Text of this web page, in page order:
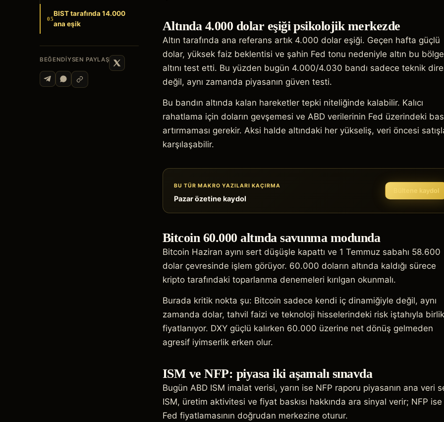
05
BIST tarafında 14.000
ana eşik
BEĞENDIYSEN PAYLAŞ
Altında 4.000 dolar eşiği psikolojik merkezde
Altın tarafında ana referans artık 4.000 dolar eşiği. Geçen hafta güçlü
dolar, yüksek faiz beklentisi ve şahin Fed tonu nedeniyle altın bu
altını test etti. Bu yüzden bugün 4.000/4.030 bandı sadece teknik
değil, aynı zamanda piyasanın güven testi.
Bu bandın altında kalan hareketler tepki niteliğinde kalabilir. Kalıcı
rahatlama için doların gevşemesi ve ABD verilerinin Fed üzerindeki
artırmaması gerekir. Aksi halde altındaki her yükseliş, veri öncesi
karşılaşabilir.
BU TÜR MAKRO YAZILARI KAÇIRMA
Pazar özetine kaydol
Bültene kaydol
Bitcoin 60.000 altında savunma modunda
Bitcoin Haziran ayını sert düşüşle kapattı ve 1 Temmuz sabahı 58.600
dolar çevresinde işlem görüyor. 60.000 doların altında kaldığı sürece
kripto tarafındaki toparlanma denemeleri kırılgan okunmalı.
Burada kritik nokta şu: Bitcoin sadece kendi iç dinamiğiyle değil, aynı
zamanda dolar, tahvil faizi ve teknoloji hisselerindeki risk iştahıyla
fiyatlanıyor. DXY güçlü kalırken 60.000 üzerine net dönüş gelmeden
agresif iyimserlik erken olur.
ISM ve NFP: piyasa iki aşamalı sınavda
Bugün ABD ISM imalat verisi, yarın ise NFP raporu piyasanın ana veri
ISM, üretim aktivitesi ve fiyat baskısı hakkında ara sinyal verir; NFP ise
Fed fiyatlamasının doğrudan merkezine oturur.